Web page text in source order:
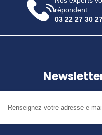
répondent
03 22 27 30